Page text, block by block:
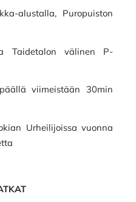
alustalla, Puropuiston
Taidetalon välinen P-
viimeistään 30min
Urheilijoissa vuonna